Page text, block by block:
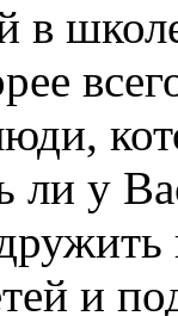
в
ли у
и